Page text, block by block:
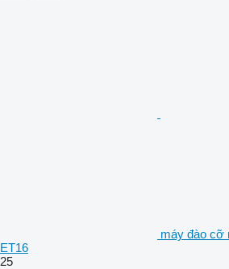
máy đào cỡ
ET16
25